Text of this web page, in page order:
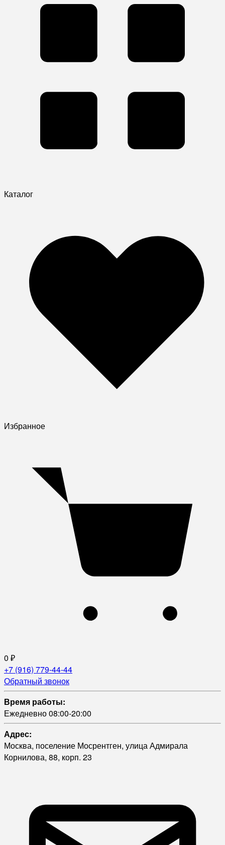
Каталог
Избранное
0 ₽
+7 (916) 779-44-44
Обратный звонок
Время работы:
Ежедневно 08:00-20:00
Адрес:
Москва, поселение Мосрентген, улица Адмирала
Корнилова, 88, корп. 23